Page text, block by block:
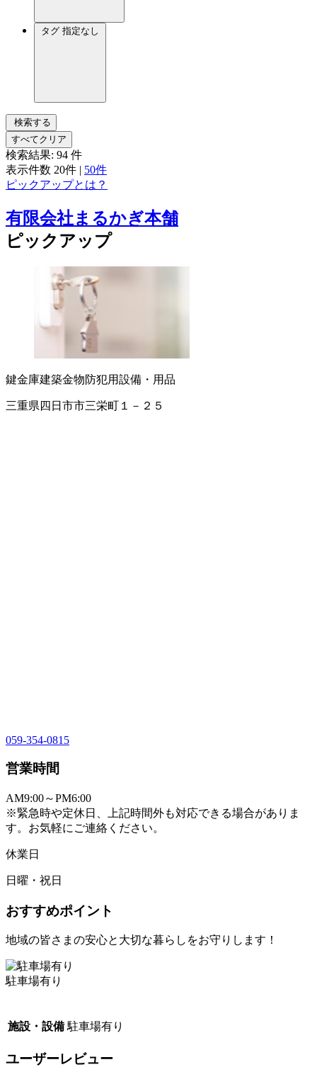
タグ 指定なし
検索する
すべてクリア
検索結果: 94 件
表示件数 20件 | 50件
ピックアップとは？
有限会社まるかぎ本舗
ピックアップ
鍵金庫建築金物防犯用設備・用品
三重県四日市市三栄町１－２５
059-354-0815
営業時間
AM9:00～PM6:00
※緊急時や定休日、上記時間外も対応できる場合がありま
す。お気軽にご連絡ください。
休業日
日曜・祝日
おすすめポイント
地域の皆さまの安心と大切な暮らしをお守りします！
駐車場有り
施設・設備 駐車場有り
ユーザーレビュー